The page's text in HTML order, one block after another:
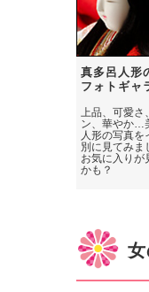
真多呂人形
フォトギャ
上品、可愛さ
ン、華やか…
人形の写真を
別に見てみま
お気に入りが
かも？